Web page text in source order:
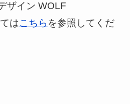
ザイン WOLF
はこちら を参照してくだ